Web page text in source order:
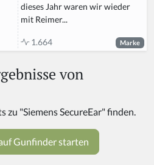
dieses Jahr waren wir wieder
mit Reimer...
1.664 Marke
von